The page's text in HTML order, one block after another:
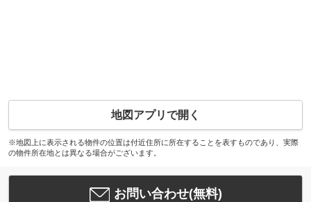
地図アプリで開く
※地図上に表示される物件の位置は付近住所に所在することを表すものであり、実際
の物件所在地とは異なる場合がございます。
お問い合わせ(無料)